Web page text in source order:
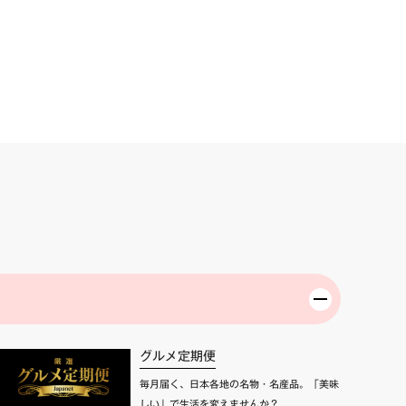
グルメ定期便
毎月届く、日本各地の名物・名産品。「美味